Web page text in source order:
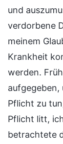
und
verdorbene
meinem
Krankheit
werden.
aufgegeben,
Pflicht zu
Pflicht litt,
betrachtete